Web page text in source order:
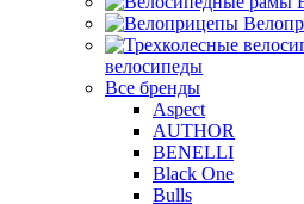
велосипеды
Все бренды
Aspect
AUTHOR
BENELLI
Black One
Bulls